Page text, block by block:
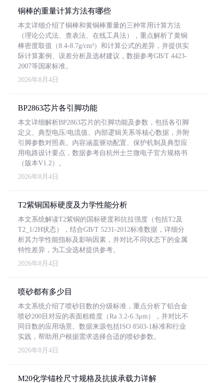
铜棒的重量计算方法有哪些
本文详细介绍了铜棒和黄铜棒重量的三种常用计算方法
（理论公式法、查表法、在线工具法），重点解析了黄铜
棒密度取值（8.4-8.7g/cm³）和计算公式的差异，并提供实
际计算案例、误差分析及选材建议，数据参考GB/T 4423-
2007等国家标准。
2026年8月4日
BP2863芯片各引脚功能
本文详细解析BP2863芯片的引脚功能及参数，包括各引脚
定义、典型电压/电流值、内部逻辑关系等核心数据，并附
引脚参数对照表。内容涵盖驱动配置、保护机制及典型应
用电路设计要点，数据参考自杭州士兰微电子官方规格书
（版本V1.2）。
2026年8月4日
T2紫铜国标硬度及力学性能分析
本文系统解读T2紫铜的国标硬度和抗拉强度（包括T2及
T2_1/2H状态），结合GB/T 5231-2012标准数据，详细分
析其力学性能指标及影响因素，并对比不同状态下的金属
特性差异，为工业选材提供参考。
2026年8月4日
喷砂都有多少目
本文系统介绍了喷砂目数的分级标准，重点分析了铝合金
喷砂200目对应的表面粗糙度（Ra 3.2-6.3μm），并对比不
同目数的应用场景。数据来源包括ISO 8503-1标准和行业
实践，帮助用户根据需求选择合适的喷砂参数。
2026年8月4日
M20化学锚栓尺寸规格及抗拔承载力详解